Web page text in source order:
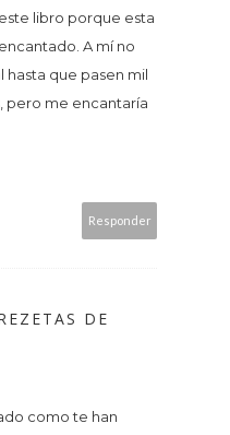
libro porque esta
A mí no
hasta que pasen mil
pero me encantaría
Responder
DE
como te han